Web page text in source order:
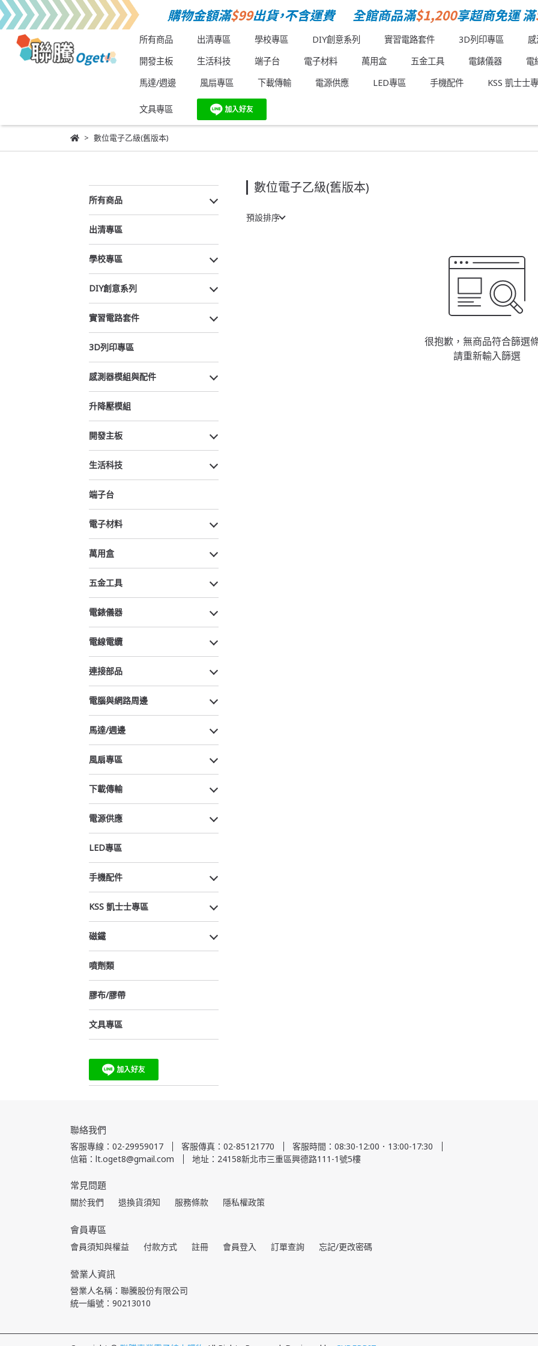
所有商品 出清專區 學校專區 DIY創意系列 實習電路套件 3D列印專區
開發主板
生活科技 端子台 電子材料 萬用盒 五金工具 電錶儀器
電
馬達/週邊
風扇專區 下載傳輸 電源供應 LED專區 手機配件 KSS 凱士士
文具專區
數位電子乙級(舊版本)
所有商品
出清專區
學校專區
DIY創意系列
實習電路套件
3D列印專區
感測器模組與配件
升降壓模組
開發主板
生活科技
端子台
電子材料
萬用盒
五金工具
電錶儀器
電線電纜
連接部品
電腦與網路周邊
馬達/週邊
風扇專區
下載傳輸
電源供應
LED專區
手機配件
KSS 凱士士專區
磁鐵
噴劑類
膠布/膠帶
文具專區
數位電子乙級(舊版本)
預設排序
很抱歉，無商品符合篩選
請重新輸入篩選
聯絡我們
客服專線：02-29959017 客服傳真：02-85121770
客服時間：08:30-12:00．13:00-17:30
信箱：lt.oget8@gmail.com
地址：24158新北市三重區興德路111-1號5樓
常見問題
關於我們 退換貨須知 服務條款 隱私權政策
會員專區
會員須知與權益 付款方式 註冊 會員登入 訂單查詢 忘記/更改密碼
營業人資訊
營業人名稱：聯騰股份有限公司
統一編號：90213010